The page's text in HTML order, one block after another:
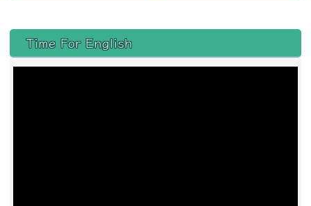
左邊區域內容
Time For English